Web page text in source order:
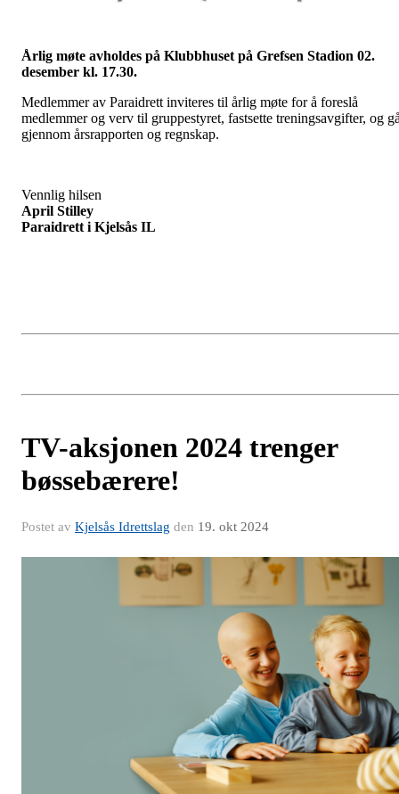
Årlig møte avholdes på Klubbhuset på Grefsen Stadion 02.
desember kl. 17.30.
Medlemmer av Paraidrett inviteres til årlig møte for å foreslå
medlemmer og verv til gruppestyret, fastsette treningsavgifter, og
gjennom årsrapporten og regnskap.
Vennlig hilsen
April Stilley
Paraidrett i Kjelsås IL
TV-aksjonen 2024 trenger
bøssebærere!
Postet av Kjelsås Idrettslag den 19. okt 2024